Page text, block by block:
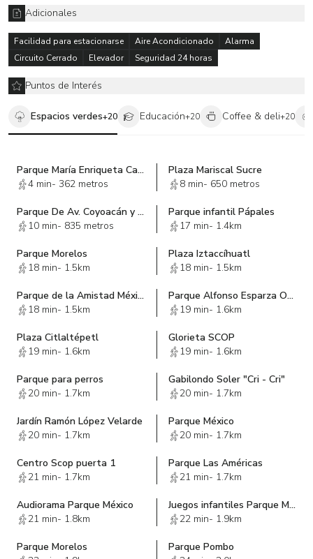
Adicionales
Facilidad para estacionarse Aire Acondicionado
Alarma
Circuito Cerrado
Elevador Seguridad 24 horas
Puntos de Interés
Espacios verdes+20 Educación+20 Coffee & deli+20
Parque María Enriqueta Camarillo
4 min- 362 metros
Plaza Mariscal Sucre
8 min- 650 metros
Parque De Av. Coyoacán y Av. Colonia del Valle
10 min- 835 metros
Parque infantil Pápales
17 min- 1.4km
Parque Morelos
18 min- 1.5km
Plaza Iztaccíhuatl
18 min- 1.5km
Parque de la Amistad México Japón
18 min- 1.5km
Parque Alfonso Esparza Oteo
19 min- 1.6km
Plaza Citlaltépetl
19 min- 1.6km
Glorieta SCOP
19 min- 1.6km
Parque para perros
20 min- 1.7km
Gabilondo Soler "Cri - Cri"
20 min- 1.7km
Jardín Ramón López Velarde
20 min- 1.7km
Parque México
20 min- 1.7km
Centro Scop puerta 1
21 min- 1.7km
Parque Las Américas
21 min- 1.7km
Audiorama Parque México
21 min- 1.8km
Juegos infantiles Parque México
22 min- 1.9km
Parque Morelos
Parque Pombo